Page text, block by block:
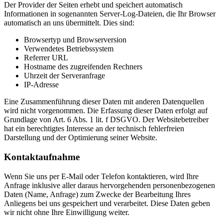
Der Provider der Seiten erhebt und speichert automatisch
Informationen in sogenannten Server-Log-Dateien, die Ihr Browser
automatisch an uns übermittelt. Dies sind:
Browsertyp und Browserversion
Verwendetes Betriebssystem
Referrer URL
Hostname des zugreifenden Rechners
Uhrzeit der Serveranfrage
IP-Adresse
Eine Zusammenführung dieser Daten mit anderen Datenquellen
wird nicht vorgenommen. Die Erfassung dieser Daten erfolgt auf
Grundlage von Art. 6 Abs. 1 lit. f DSGVO. Der Websitebetreiber
hat ein berechtigtes Interesse an der technisch fehlerfreien
Darstellung und der Optimierung seiner Website.
Kontaktaufnahme
Wenn Sie uns per E-Mail oder Telefon kontaktieren, wird Ihre
Anfrage inklusive aller daraus hervorgehenden personenbezogenen
Daten (Name, Anfrage) zum Zwecke der Bearbeitung Ihres
Anliegens bei uns gespeichert und verarbeitet. Diese Daten geben
wir nicht ohne Ihre Einwilligung weiter.